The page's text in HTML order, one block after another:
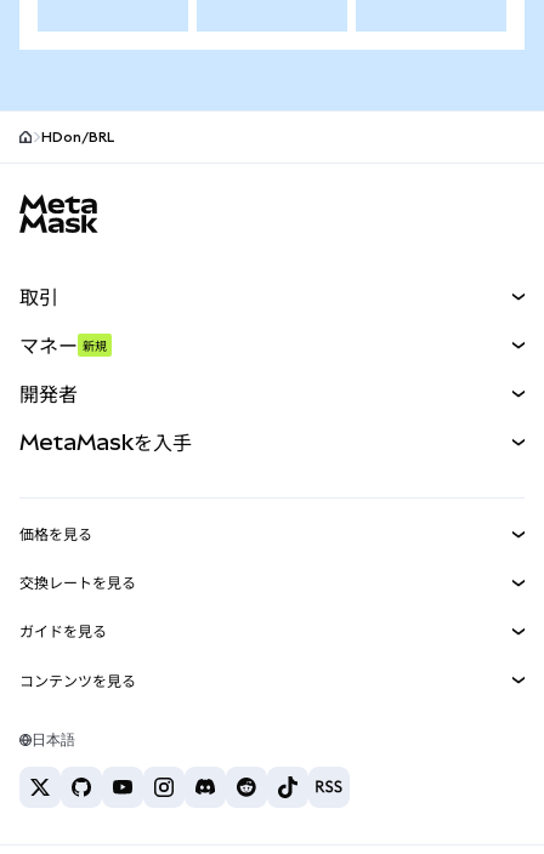
HDon/BRL
取引
パーペチュアル
RWA
マネー 新規
開発者
MetaMask Connect
Snaps
Web3サービス
MetaMaskを入手
セキュリティ
サポート
キャリア
お問い合わせ
価格を見る
イーサリアムの価格
Solanaの価格
Tetherの価格
交換レートを見る
ETH→USD
USDT→INR
BTC→INR
ETH→USDT
ガイドを見る
ETHの購入
USDTの購入
コンテンツを見る
Solanaウォレット
日本語